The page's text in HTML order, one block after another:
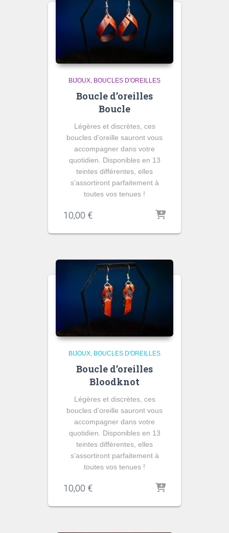
BIJOUX BOUCLES D'OREILLES
Boucle d’oreilles
Boucle
Légères et discrètes, ces
boucles d’oreille sauront vous
accompagner dans votre
quotidien. Disponibles en 13
teintes différentes, elles
s’assortiront parfaitement à
toutes vos tenues !
10,00 €
BIJOUX BOUCLES D'OREILLES
Boucle d’oreilles
Bloodknot
Légères et discrètes, ces
boucles d’oreille sauront vous
accompagner dans votre
quotidien. Disponibles en 13
teintes différentes, elles
s’assortiront parfaitement à
toutes vos tenues !
10,00 €